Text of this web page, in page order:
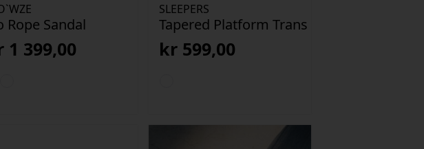
Rope Sandal
1 399,00
SLEEPERS
Tapered Platform Trans
kr 599,00